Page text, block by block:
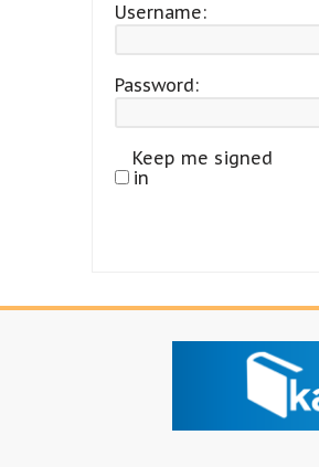
Username:
Password:
Keep me signed
in